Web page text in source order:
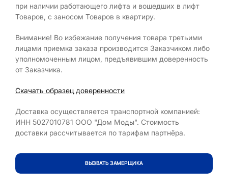
при наличии работающего лифта и вошедших в лифт
Товаров, с заносом Товаров в квартиру.
Внимание! Во избежание получения товара третьими
лицами приемка заказа производится Заказчиком либо
уполномоченным лицом, предъявившим доверенность
от Заказчика.
Cкачать образец доверенности
Доставка осуществляется транспортной компанией:
ИНН 5027010781 ООО "Дом Моды". Стоимость
доставки рассчитывается по тарифам партнёра.
ВЫЗВАТЬ ЗАМЕРЩИКА